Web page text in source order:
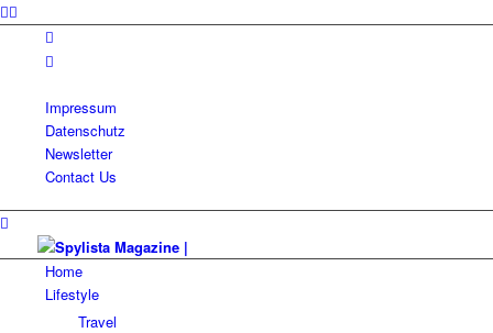
Impressum
Datenschutz
Newsletter
Contact Us
Home
Lifestyle
Travel